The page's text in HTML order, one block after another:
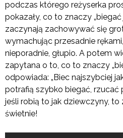
podczas którego reżyserka
pokazały, co to znaczy
zaczynają zachowywać się
wymachując przesadnie
nieporadnie, głupio. A potem
zapytana o to, co to znaczy
odpowiada: „Biec najszybciej
potrafią szybko biegać, rzucać
jeśli robią to jak dziewczyny, to
świetnie!